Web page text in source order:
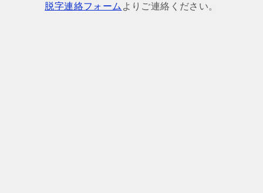
脱字連絡フォーム よりご連絡ください。